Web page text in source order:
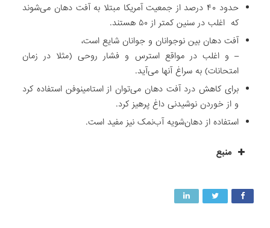
حدود ۴۰ درصد از جمعیت آمریکا مبتلا به آفت دهان می‌شوند
که اغلب در سنین کمتر از ۵۰ هستند.
آفت دهان بین نوجوانان و جوانان شایع است،
– و اغلب در مواقع استرس و فشار روحی (مثلا در زمان
امتحانات) به سراغ آنها می‌آید.
برای کاهش درد آفت دهان می‌توان از استامینوفن استفاده کرد
و از خوردن نوشیدنی داغ پرهیز کرد.
استفاده از دهان‌شویه آب‌نمک نیز مفید است.
منبع